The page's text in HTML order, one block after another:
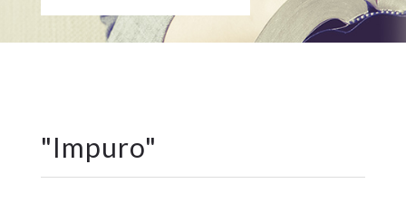
"Impuro"